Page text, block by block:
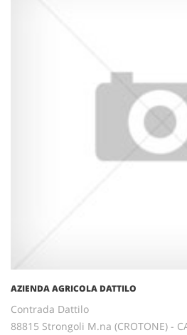
AZIENDA AGRICOLA DATTILO
Contrada Dattilo
88815 Strongoli M.na (CROTONE) -